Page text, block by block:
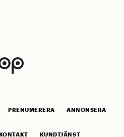
PRENUMERERA ANNONSERA
KONTAKT KUNDTJÄNST